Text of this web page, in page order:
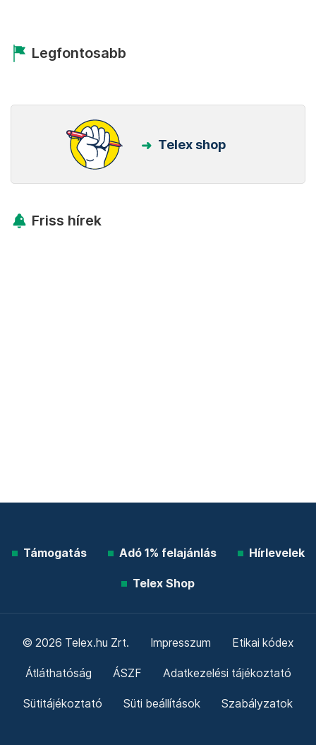
Legfontosabb
Telex shop
Friss hírek
Támogatás Adó 1% felajánlás Hírlevelek
Telex Shop
© 2026 Telex.hu Zrt. Impresszum Etikai kódex
Átláthatóság ÁSZF Adatkezelési tájékoztató
Sütitájékoztató Süti beállítások Szabályzatok